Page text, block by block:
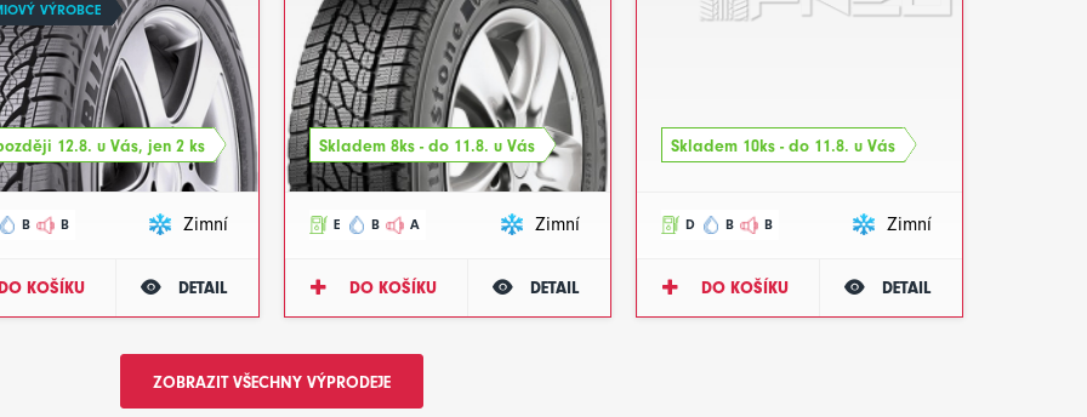
VÝROBCE
12.8. u Vás, jen 2 ks
B B Zimní
KOŠÍKU DETAIL
Skladem 8ks - do 11.8. u Vás
E B A Zimní
DO KOŠÍKU DETAIL
Skladem 10ks - do 11.8. u Vás
D B B Zimní
DO KOŠÍKU DETAIL
ZOBRAZIT VŠECHNY VÝPRODEJE